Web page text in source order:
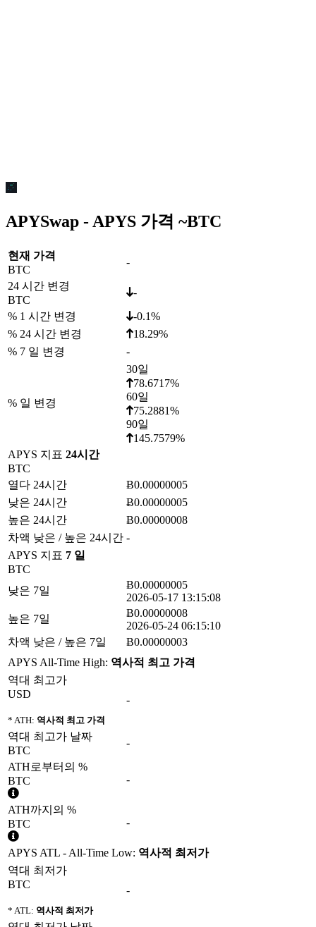
APYSwap - APYS 가격 ~BTC
현재 가격
BTC
-
24 시간 변경
BTC
-
% 1 시간 변경
-0.1%
% 24 시간 변경
18.29%
% 7 일 변경
-
% 일 변경
30일
78.6717%
60일
75.2881%
90일
145.7579%
APYS 지표 24시간
BTC
열다 24시간
Ƀ0.00000005
낮은 24시간
Ƀ0.00000005
높은 24시간
Ƀ0.00000008
차액 낮은 / 높은 24시간 -
APYS 지표 7 일
BTC
낮은 7일
Ƀ0.00000005
2026-05-17 13:15:08
높은 7일
Ƀ0.00000008
2026-05-24 06:15:10
차액 낮은 / 높은 7일
Ƀ0.00000003
APYS All-Time High: 역사적 최고 가격
역대 최고가
USD
* ATH: 역사적 최고 가격
-
역대 최고가 날짜
BTC
-
ATH로부터의 %
BTC
-
ATH까지의 %
BTC
-
APYS ATL - All-Time Low: 역사적 최저가
역대 최저가
BTC
* ATL: 역사적 최저가
-